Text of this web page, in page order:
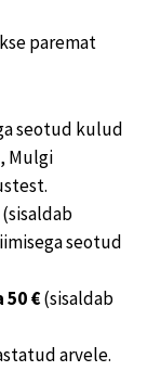
paremat
seotud kulud
Mulgi
seotud
50 €(sisaldab
arvele.